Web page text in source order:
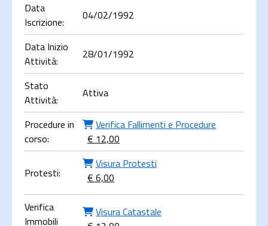
Data
Iscrizione:
04/02/1992
Data Inizio
Attività:
28/01/1992
Stato
Attività:
Attiva
Procedure in
corso:
Verifica Fallimenti e Procedure
€ 12,00
Protesti:
Visura Protesti
€ 6,00
Verifica
Immobili
Visura Catastale